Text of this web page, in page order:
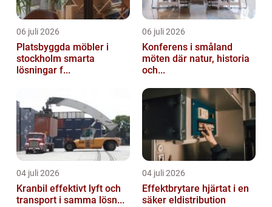
06 juli 2026
Platsbyggda möbler i
stockholm smarta
lösningar f...
06 juli 2026
Konferens i småland
möten där natur, historia
och...
04 juli 2026
Kranbil effektivt lyft och
transport i samma lösn...
04 juli 2026
Effektbrytare hjärtat i en
säker eldistribution